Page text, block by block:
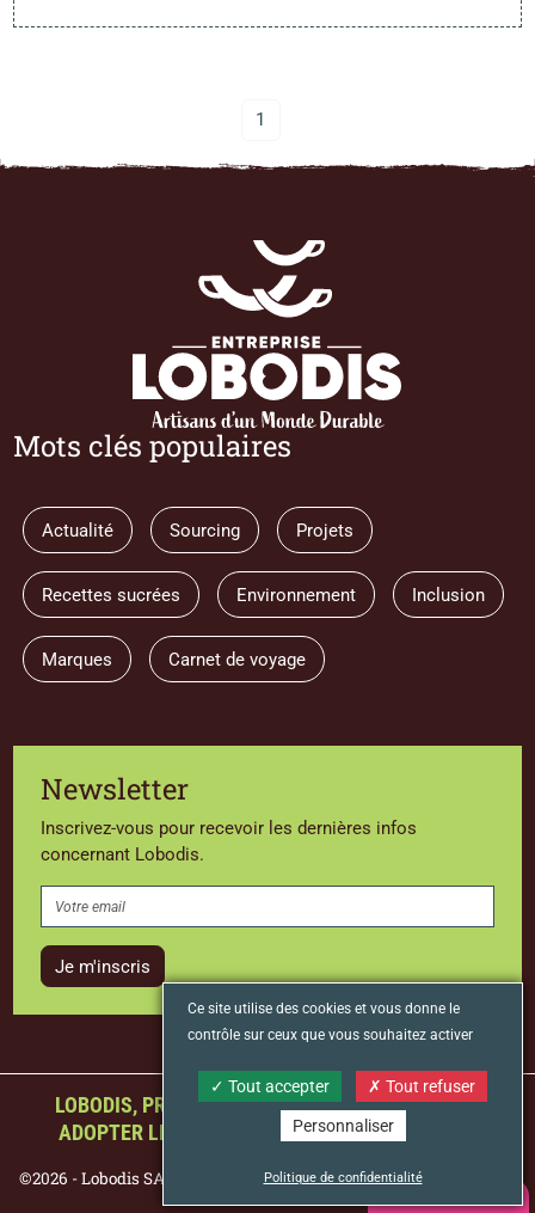
1
Mots clés populaires
Actualité Sourcing Projets
Recettes sucrées Environnement Inclusion
Marques Carnet de voyage
Newsletter
Inscrivez-vous pour recevoir les dernières infos
concernant Lobodis.
Je m'inscris
LOBODIS, PREMIER TORRÉFACTEUR FRANÇAIS À
ADOPTER LE STATUT D’ENTREPRISE À MISSION
©2026 - Lobodis SAS Mentions légales
Protection des données
Ce site utilise des cookies et vous donne le
contrôle sur ceux que vous souhaitez activer
Tout accepter Tout refuser
Personnaliser
Politique de confidentialité